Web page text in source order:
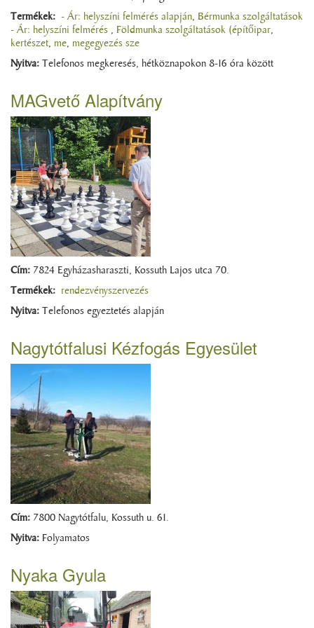
Termékek: - Ár: helyszíni felmérés alapján, Bérmunka szolgáltatások
- Ár: helyszíni felmérés , Földmunka szolgáltatások (építőipar,
kertészet, me, megegyezés sze
Nyitva: Telefonos megkeresés, hétköznapokon 8-16 óra között
MAGvető Alapítvány
Cím: 7824 Egyházasharaszti, Kossuth Lajos utca 70.
Termékek: rendezvényszervezés
Nyitva: Telefonos egyeztetés alapján
Nagytótfalusi Kézfogás Egyesület
Cím: 7800 Nagytótfalu, Kossuth u. 61.
Nyitva: Folyamatos
Nyaka Gyula